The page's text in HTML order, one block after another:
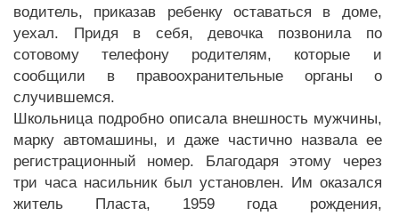
водитель, приказав ребенку оставаться в доме,
уехал. Придя в себя, девочка позвонила по
сотовому телефону родителям, которые и
сообщили в правоохранительные органы о
случившемся.
Школьница подробно описала внешность мужчины,
марку автомашины, и даже частично назвала ее
регистрационный номер. Благодаря этому через
три часа насильник был установлен. Им оказался
житель Пласта, 1959 года рождения,